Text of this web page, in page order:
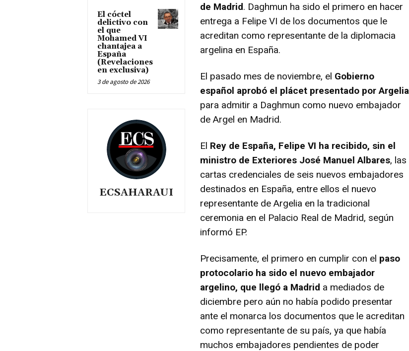
El cóctel
delictivo con
el que
Mohamed VI
chantajea a
España
(Revelaciones
en exclusiva)
3 de agosto de 2026
ECSAHARAUI
de Madrid. Daghmun ha sido el primero en hacer
entrega a Felipe VI de los documentos que le
acreditan como representante de la diplomacia
argelina en España.
El pasado mes de noviembre, el Gobierno
español aprobó el plácet presentado por Argelia
para admitir a Daghmun como nuevo embajador
de Argel en Madrid.
El Rey de España, Felipe VI ha recibido, sin el
ministro de Exteriores José Manuel Albares, las
cartas credenciales de seis nuevos embajadores
destinados en España, entre ellos el nuevo
representante de Argelia en la tradicional
ceremonia en el Palacio Real de Madrid, según
informó EP.
Precisamente, el primero en cumplir con el paso
protocolario ha sido el nuevo embajador
argelino, que llegó a Madrid a mediados de
diciembre pero aún no había podido presentar
ante el monarca los documentos que le acreditan
como representante de su país, ya que había
muchos embajadores pendientes de poder